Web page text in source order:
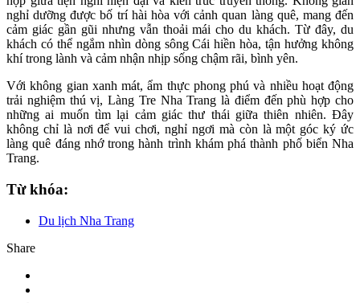
nghỉ dưỡng được bố trí hài hòa với cảnh quan làng quê, mang đến
cảm giác gần gũi nhưng vẫn thoải mái cho du khách. Từ đây, du
khách có thể ngắm nhìn dòng sông Cái hiền hòa, tận hưởng không
khí trong lành và cảm nhận nhịp sống chậm rãi, bình yên.
Với không gian xanh mát, ẩm thực phong phú và nhiều hoạt động
trải nghiệm thú vị, Làng Tre Nha Trang là điểm đến phù hợp cho
những ai muốn tìm lại cảm giác thư thái giữa thiên nhiên. Đây
không chỉ là nơi để vui chơi, nghỉ ngơi mà còn là một góc ký ức
làng quê đáng nhớ trong hành trình khám phá thành phố biển Nha
Trang.
Từ khóa:
Du lịch Nha Trang
Share